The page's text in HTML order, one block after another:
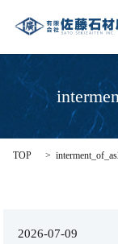
TOP
2026-07-09